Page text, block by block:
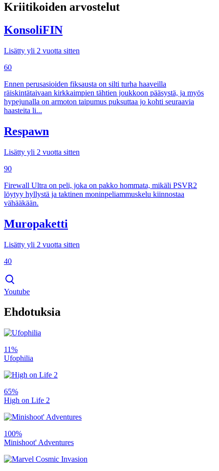
Kriitikoiden arvostelut
KonsoliFIN
Lisätty yli 2 vuotta sitten
60
Ennen perusasioiden fiksausta on silti turha haaveilla
räiskintätaivaan kirkkaimpien tähtien joukkoon pääsystä, ja myös
hypejunalla on armoton taipumus puksuttaa jo kohti seuraavia
haasteita li...
Respawn
Lisätty yli 2 vuotta sitten
90
Firewall Ultra on peli, joka on pakko hommata, mikäli PSVR2
löytyy hyllystä ja taktinen moninpeliammuskelu kiinnostaa
vähääkään.
Muropaketti
Lisätty yli 2 vuotta sitten
40
Youtube
Ehdotuksia
11%
Ufophilia
65%
High on Life 2
100%
Minishoot' Adventures